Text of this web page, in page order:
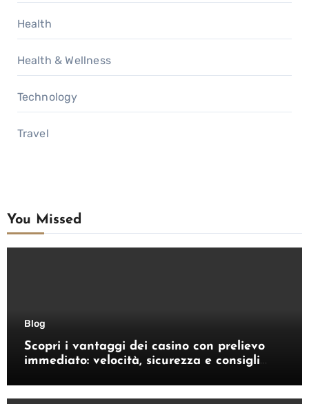
Health
Health & Wellness
Technology
Travel
You Missed
Blog
Scopri i vantaggi dei casino con prelievo
immediato: velocità, sicurezza e consigli